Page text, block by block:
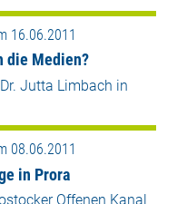
16.06.2011
die Medien?
Jutta Limbach in
08.06.2011
in Prora
Offenen Kanal